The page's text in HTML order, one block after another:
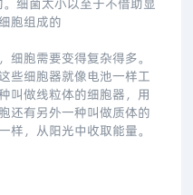
细菌太小以至于不借助显
胞组成的
细胞需要变得复杂得多。
些细胞器就像电池一样工
叫做线粒体的细胞器，用
还有另外一种叫做质体的
样，从阳光中收取能量。